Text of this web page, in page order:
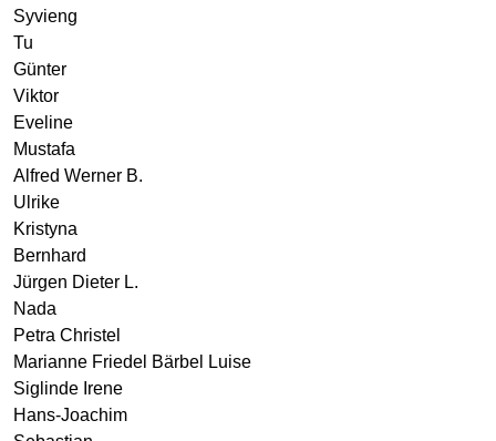
Syvieng
Tu
Günter
Viktor
Eveline
Mustafa
Alfred Werner B.
Ulrike
Kristyna
Bernhard
Jürgen Dieter L.
Nada
Petra Christel
Marianne Friedel Bärbel Luise
Siglinde Irene
Hans-Joachim